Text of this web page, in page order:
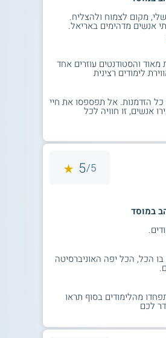
ומעלה באנגלית.
ומעלה במבחן יע"ל, למועמדים אשר
הינם:
מקום לצמוח ולהצליח.
אנשים מדהימים באריאל.
והסטודנטים עוזרים אחד
לימודים רצינית
כל הזדמנות. אל תפספסו את חיי
אנשים, זו חוויה לכל
5/
5
במוסד
הכל, הכל יפה האוניברסיטה
מהלימודים בסוף תראו
לכם